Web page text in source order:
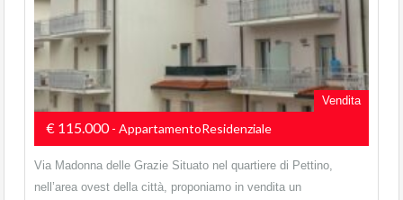
Vendita
€ 115.000- AppartamentoResidenziale
Via Madonna delle Grazie Situato nel quartiere di Pettino,
nell’area ovest della città, proponiamo in vendita un